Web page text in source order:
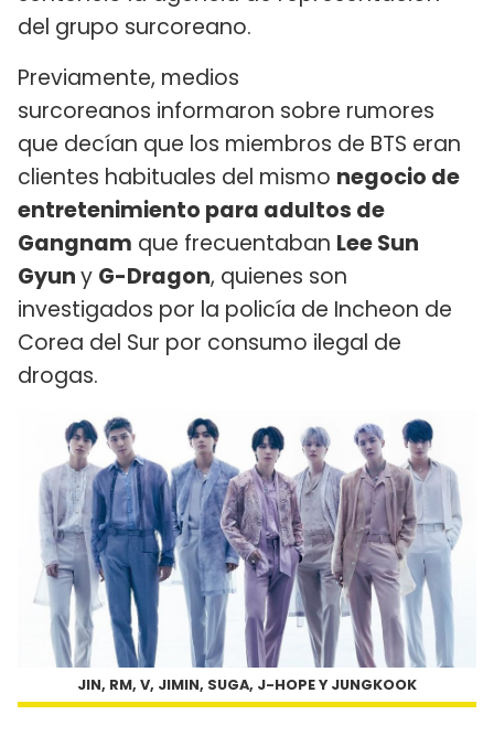
del grupo surcoreano.
Previamente, medios
surcoreanos informaron sobre rumores
que decían que los miembros de BTS eran
clientes habituales del mismo negocio de
entretenimiento para adultos de
Gangnam que frecuentaban Lee Sun
Gyuny G-Dragon, quienes son
investigados por la policía de Incheon de
Corea del Sur por consumo ilegal de
drogas.
JIN, RM, V, JIMIN, SUGA, J-HOPE Y JUNGKOOK